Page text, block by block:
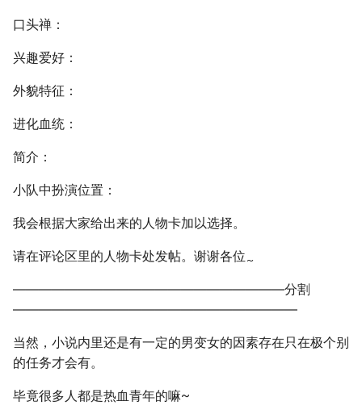
口头禅：
兴趣爱好：
外貌特征：
进化血统：
简介：
小队中扮演位置：
我会根据大家给出来的人物卡加以选择。
请在评论区里的人物卡处发帖。谢谢各位 ~
―――――――――――――――――――――分割
――――――――――――――――――――――
当然，小说内里还是有一定的男变女的因素存在只在极个别
的任务才会有。
毕竟很多人都是热血青年的嘛~